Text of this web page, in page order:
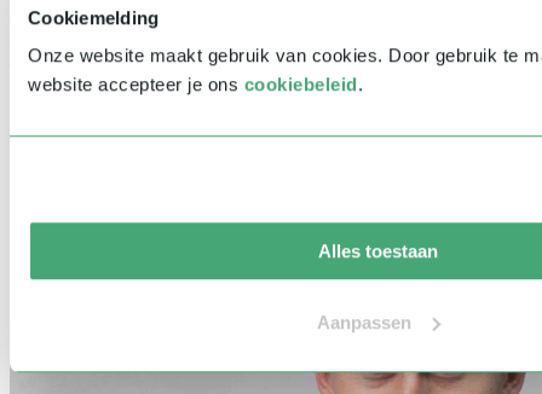
Cookiemelding
Onze website maakt gebruik van cookies. Door gebruik te
website accepteer je ons cookiebeleid.
Alles toestaan
Aanpassen
Internationale sprekers | Overheid & Politiek | Persoonlijke
ontwikkeling | Young Talents | Mens & Maatschappij | Leiderschap
& Strategie | Inspirerende sprekers